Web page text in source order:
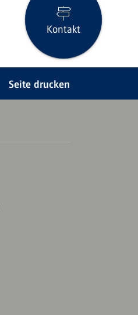
Kontakt
Seite drucken